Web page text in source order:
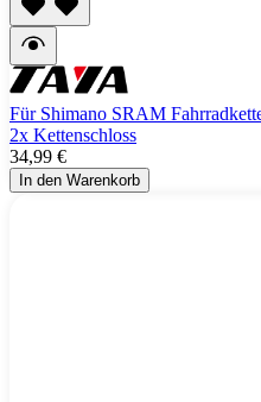
Für Shimano SRAM
2x Kettenschloss
34,99 €
In den Warenkorb